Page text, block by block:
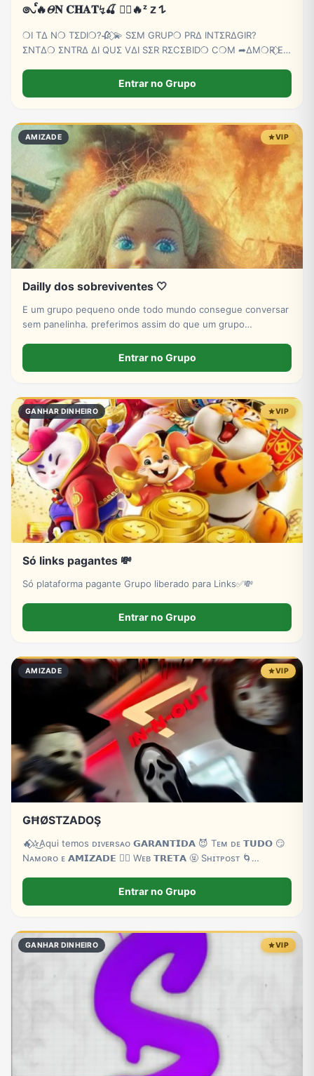
𑇢ᩘ🔥𝛩𝐍 𝐂𝐇𝐀𝐓↯🍒 ⃝⃔‌‌🔥ᶻ 𝗓 𐰁
❍I TΔ N❍ TΣDI❍?🥀 ⃟💫 SΣM GRUP❍ PRΔ INTΣRΔGIR?
ΣNTΔ❍ ΣNTRΔ ΔI QUΣ VΔI SΣR RΣCΣBID❍ C❍M ➦∆M❍R ⃟E
Entrar no Grupo
AMIZADE VIP
Dailly dos sobreviventes 🤍
E um grupo pequeno onde todo mundo consegue conversar
sem panelinha. preferimos assim do que um grupo
Entrar no Grupo
GANHAR DINHEIRO VIP
Só links pagantes 💸
Só plataforma pagante Grupo liberado para Links✅💸
Entrar no Grupo
AMIZADE VIP
ǤĦØSTZADOŞ
🔥⃟⃟✰͜Aqui temos ᴅɪᴠᴇʀsᴀ‌ᴏ 𝗚𝗔𝗥𝗔𝗡𝗧𝗜𝗗𝗔 😈 Tᴇᴍ ᴅᴇ 𝗧𝗨𝗗𝗢 😏
Nᴀᴍᴏʀᴏ ᴇ 𝗔𝗠𝗜𝗭𝗔𝗗𝗘 ❤️‍🔥 Wᴇʙ 𝗧𝗥𝗘𝗧𝗔 🤬 Sʜɪᴛᴘᴏsᴛ 🌀
ʙᴇᴍ ᴠɪɴᴅᴏs 🌴𝐒𝐞𝐣𝐚𝐦 𝐚𝐭𝐢𝐯𝐨𝐬 𝐞 𝐚𝐩𝐫𝐨𝐯𝐞𝐢𝐭𝐚𝐦
Entrar no Grupo
GANHAR DINHEIRO VIP